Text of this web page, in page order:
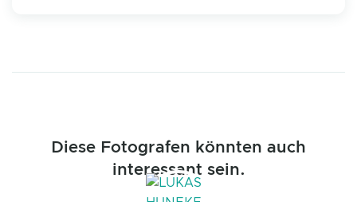
Diese Fotografen könnten auch
interessant sein.